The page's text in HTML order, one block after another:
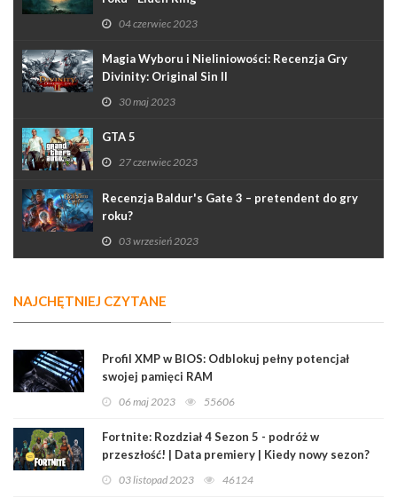
04 czerwiec 2023
Magia Wyboru i Nieliniowości: Recenzja Gry
Divinity: Original Sin II
30 maj 2023
GTA 5
27 czerwiec 2023
Recenzja Baldur's Gate 3 – pretendent do gry
roku?
03 wrzesień 2023
NAJCHĘTNIEJ CZYTANE
Profil XMP w BIOS: Odblokuj pełny potencjał
swojej pamięci RAM
06 maj 2023 55606
Fortnite: Rozdział 4 Sezon 5 - podróż w
przeszłość! | Data premiery | Kiedy nowy sezon?
03 listopad 2023 46124